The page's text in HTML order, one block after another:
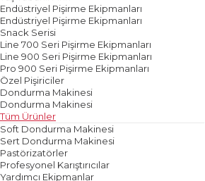
Endüstriyel Pişirme Ekipmanları
Endüstriyel Pişirme Ekipmanları
Snack Serisi
Line 700 Seri Pişirme Ekipmanları
Line 900 Seri Pişirme Ekipmanları
Pro 900 Seri Pişirme Ekipmanları
Özel Pişiriciler
Dondurma Makinesi
Dondurma Makinesi
Tüm Ürünler
Soft Dondurma Makinesi
Sert Dondurma Makinesi
Pastörizatörler
Profesyonel Karıştırıcılar
Yardımcı Ekipmanlar